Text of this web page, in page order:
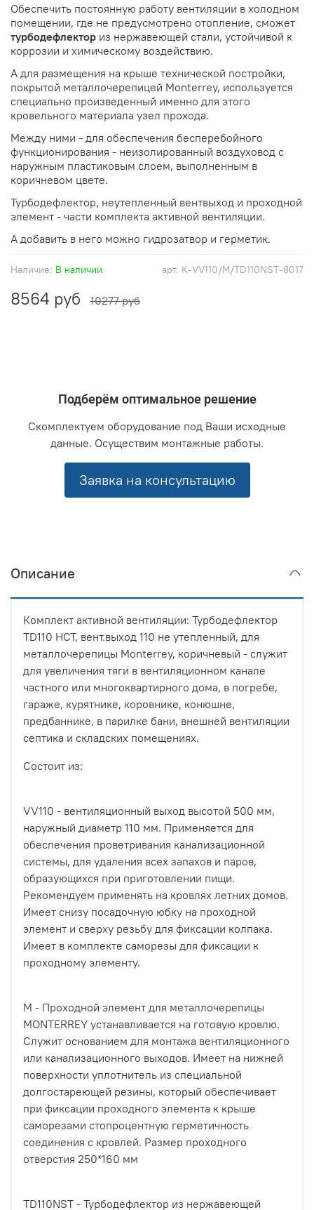
арт. K-VV110/M/TD110NST-8017
Наличие: В наличии
8564 руб 10277 руб
Обеспечить постоянную работу вентиляции в холодном
помещении, где не предусмотрено отопление, сможет
турбодефлектор из нержавеющей стали, устойчивой к
коррозии и химическому воздействию.
А для размещения на крыше технической постройки,
покрытой металлочерепицей Monterrey, используется
специально произведенный именно для этого
кровельного материала узел прохода.
Между ними - для обеспечения бесперебойного
функционирования - неизолированный воздуховод с
наружным пластиковым слоем, выполненным в
коричневом цвете.
Турбодефлектор, неутепленный вентвыход и проходной
элемент - части комплекта активной вентиляции.
А добавить в него можно гидрозатвор и герметик.
Подберём оптимальное решение
Скомплектуем оборудование под Ваши исходные
данные. Осуществим монтажные работы.
Заявка на консультацию
Описание
Комплект активной вентиляции: Турбодефлектор
TD110 НСТ, вент.выход 110 не утепленный, для
металлочерепицы Monterrey, коричневый - служит
для увеличения тяги в вентиляционном канале
частного или многоквартирного дома, в погребе,
гараже, курятнике, коровнике, конюшне,
предбаннике, в парилке бани, внешней вентиляции
септика и складских помещениях.
Состоит из:
VV110 - вентиляционный выход высотой 500 мм,
наружный диаметр 110 мм. Применяется для
обеспечения проветривания канализационной
системы, для удаления всех запахов и паров,
образующихся при приготовлении пищи.
Рекомендуем применять на кровлях летних домов.
Имеет снизу посадочную юбку на проходной
элемент и сверху резьбу для фиксации колпака.
Имеет в комплекте саморезы для фиксации к
проходному элементу.
M - Проходной элемент для металлочерепицы
MONTERREY устанавливается на готовую кровлю.
Служит основанием для монтажа вентиляционного
или канализационного выходов. Имеет на нижней
поверхности уплотнитель из специальной
долгостареющей резины, который обеспечивает
при фиксации проходного элемента к крыше
саморезами стопроцентную герметичность
соединения с кровлей. Размер проходного
отверстия 250*160 мм
TD110NST - Турбодефлектор из нержавеющей